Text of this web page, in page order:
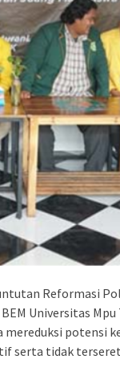
Reformasi
Universitas Mpu
potensi
serta tidak